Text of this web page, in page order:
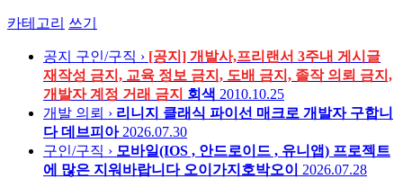
카테고리 쓰기
공지 구인/구직 › [공지] 개발사,프리랜서 3주내 게시글
재작성 금지, 교육 정보 금지, 도배 금지, 졸작 의뢰 금지,
개발자 계정 거래 금지 회색 2010.10.25
개발 의뢰 › 리니지 클래식 파이선 매크로 개발자 구합니
다 데브피아 2026.07.30
구인/구직 › 모바일(IOS , 안드로이드 , 유니앱) 프로젝트
에 많은 지워바랍니다 오이가지호박오이
2026.07.28